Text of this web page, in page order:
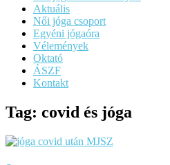
Aktuális
Női jóga csoport
Egyéni jógaóra
Vélemények
Oktató
ÁSZF
Kontakt
Tag: covid és jóga